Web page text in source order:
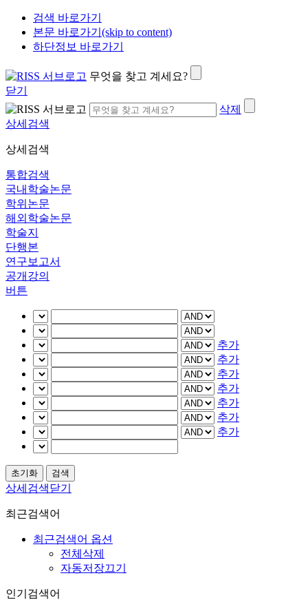
검색 바로가기
본문 바로가기(skip to content)
하단정보 바로가기
무엇을 찾고 계세요?
닫기
삭제
상세검색
상세검색
통합검색
국내학술논문
학위논문
해외학술논문
학술지
단행본
연구보고서
공개강의
버튼
추가
추가
추가
추가
추가
추가
추가
상세검색닫기
최근검색어
최근검색어 옵션
전체삭제
자동저장끄기
인기검색어